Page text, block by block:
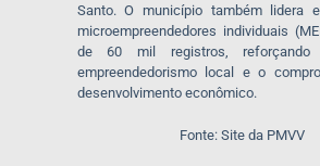
Santo. O município também lidera
microempreendedores individuais
de 60 mil registros,
empreendedorismo local e o
desenvolvimento econômico.
Fonte: Site da PMVV